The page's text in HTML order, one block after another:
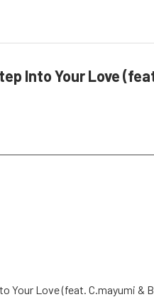
Into Your Love
Your Love (feat. C.mayumi